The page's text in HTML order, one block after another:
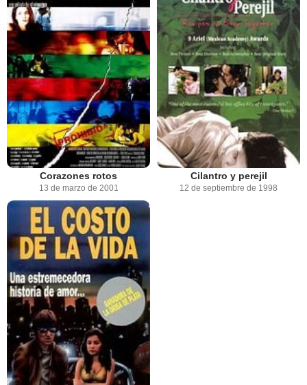
Corazones rotos
13 de marzo de 2001
Cilantro y perejil
12 de septiembre de 1998